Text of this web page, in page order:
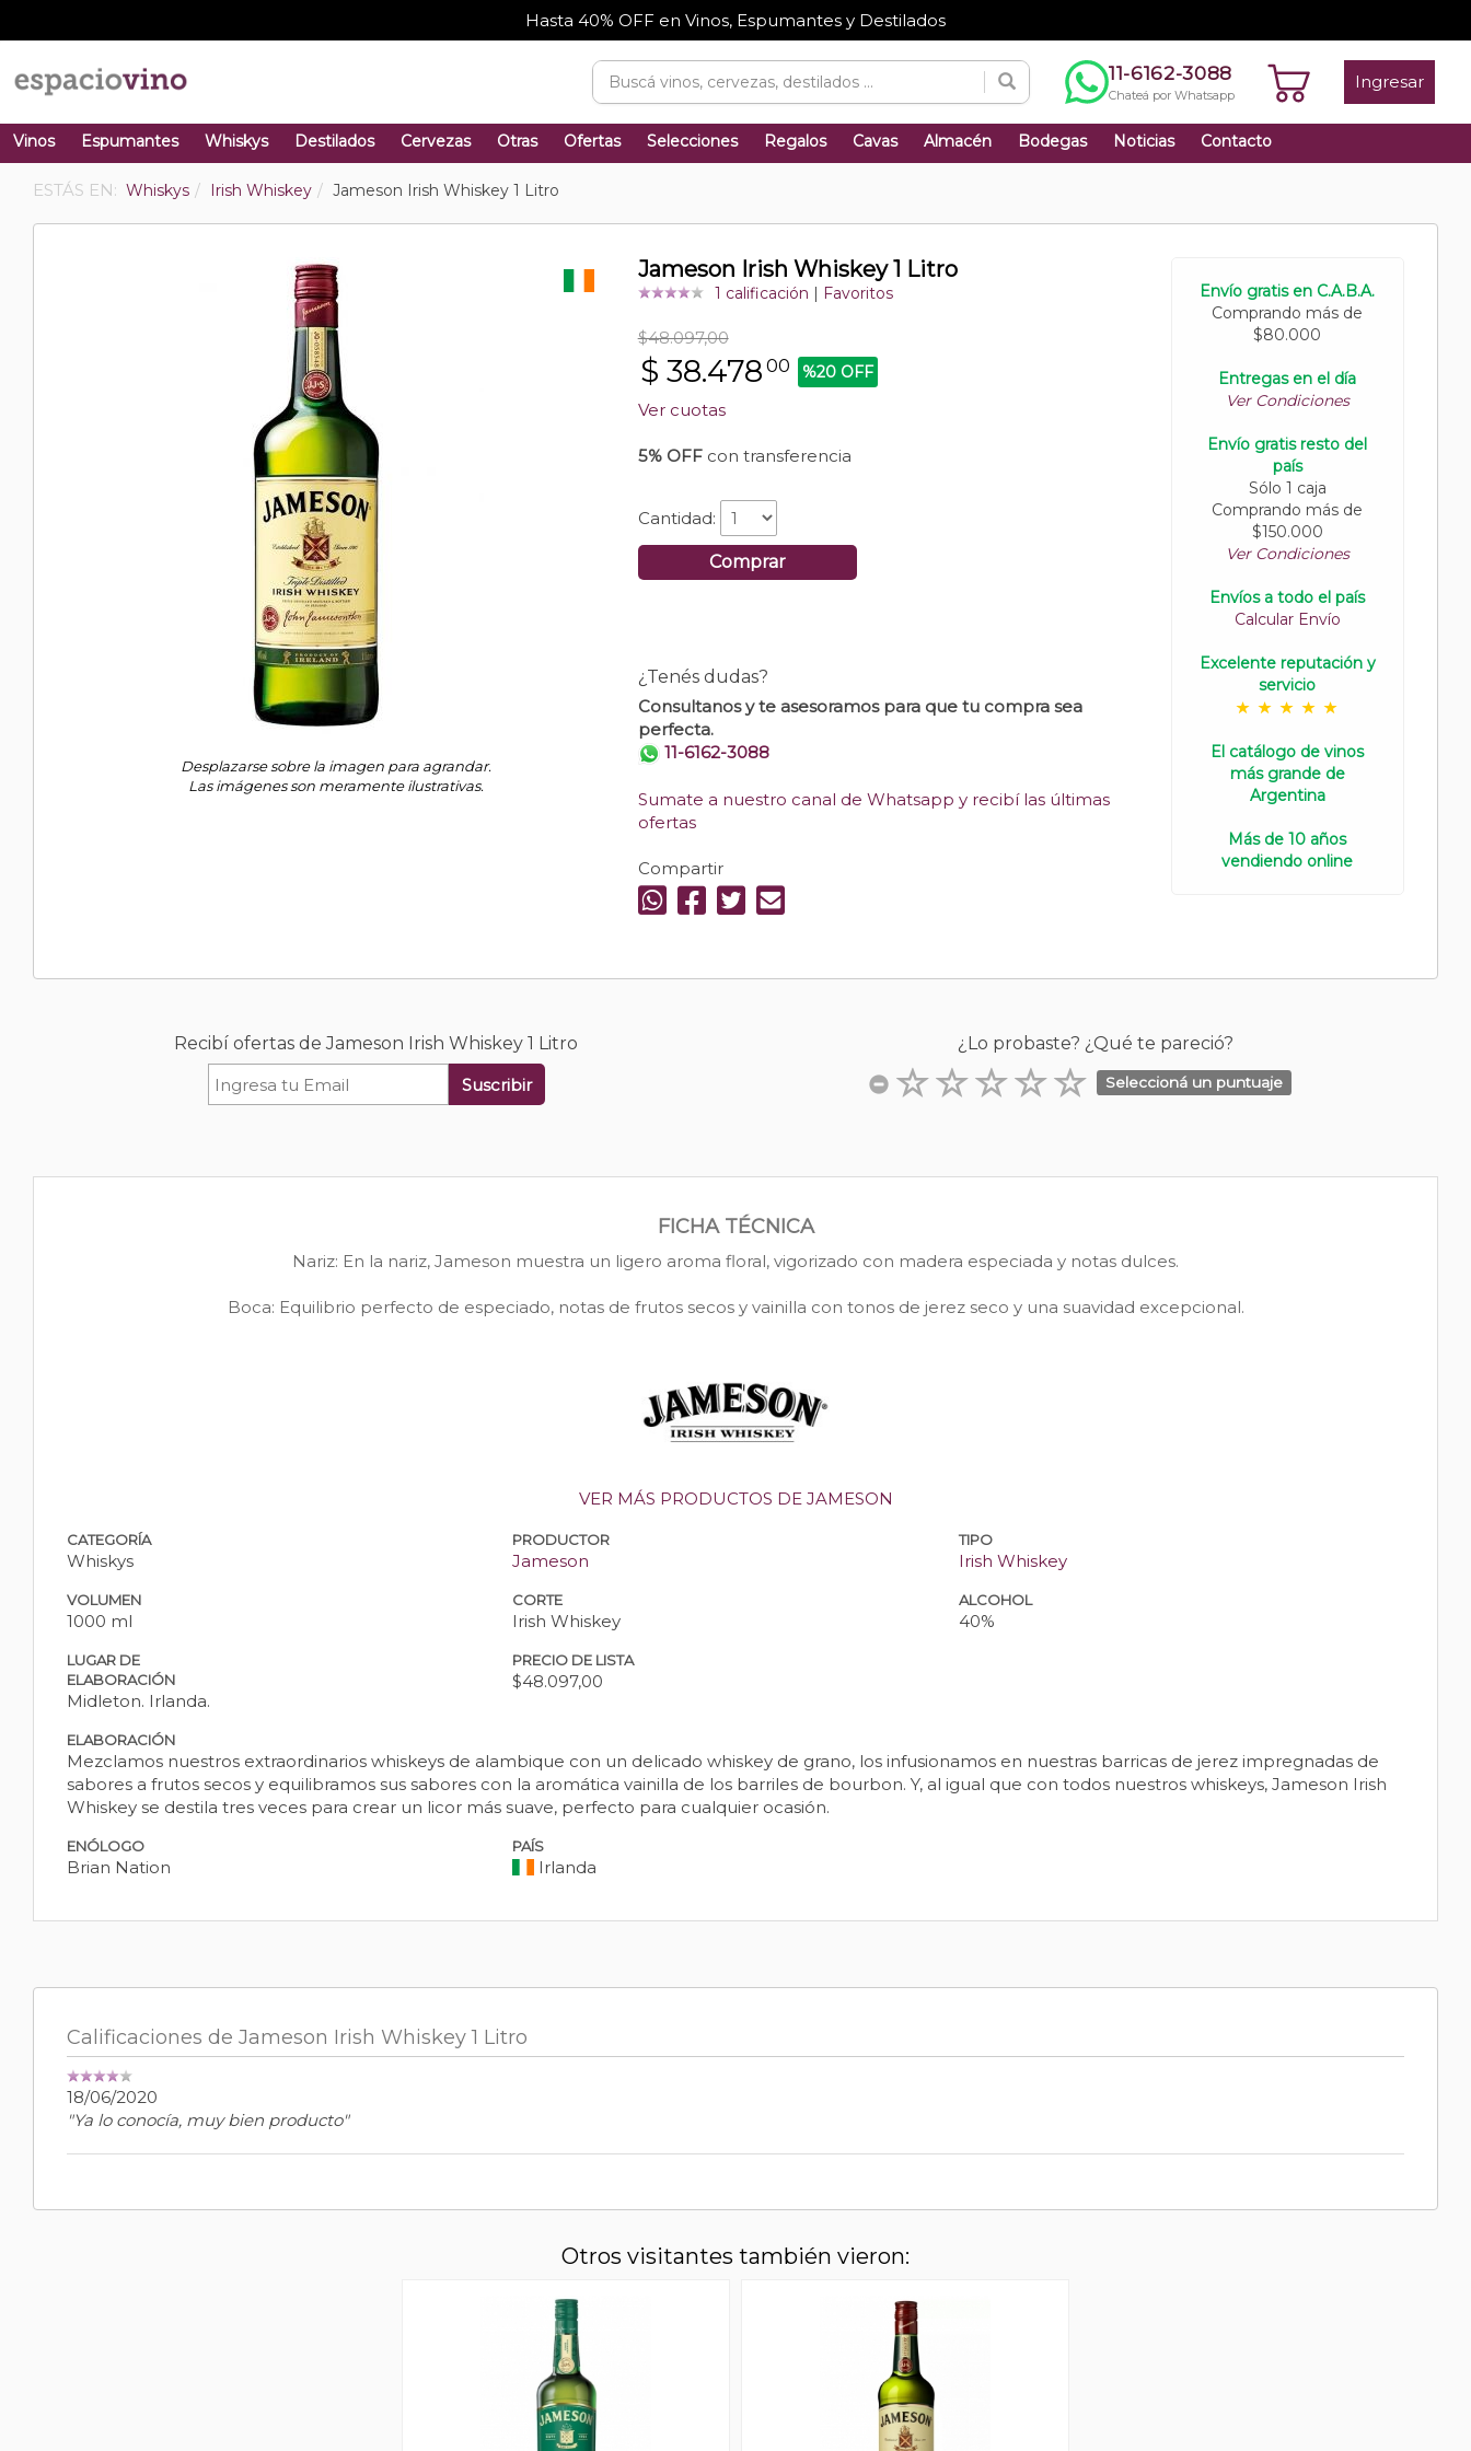
Hasta 40% OFF en Vinos, Espumantes y Destilados
11-6162-3088
Chateá por Whatsapp
Ingresar
Vinos Espumantes Whiskys Destilados Cervezas Otras Ofertas Selecciones Regalos Cavas Almacén Bodegas Noticias Contacto
ESTÁS EN: Whiskys Irish Whiskey Jameson Irish Whiskey 1 Litro
Desplazarse sobre la imagen para agrandar.
Las imágenes son meramente ilustrativas.
Jameson Irish Whiskey 1 Litro
1 calificación Favoritos
$48.097,00
$ 38.478 00 %20 OFF
Ver cuotas
5% OFFcon transferencia
Cantidad:
Comprar
¿Tenés dudas?
Consultanos y te asesoramos para que tu compra sea
perfecta.
11-6162-3088
Sumate a nuestro canal de Whatsapp y recibí las últimas
ofertas
Compartir
Envío gratis en C.A.B.A.
Comprando más de
$80.000
Entregas en el día
Ver Condiciones
Envío gratis resto del
país
Sólo 1 caja
Comprando más de
$150.000
Ver Condiciones
Envíos a todo el país
Calcular Envío
Excelente reputación y
servicio
El catálogo de vinos
más grande de
Argentina
Más de 10 años
vendiendo online
Recibí ofertas de Jameson Irish Whiskey 1 Litro
Suscribir
¿Lo probaste? ¿Qué te pareció?
Seleccioná un puntuaje
FICHA TÉCNICA
Nariz: En la nariz, Jameson muestra un ligero aroma floral, vigorizado con madera especiada y notas dulces.
Boca: Equilibrio perfecto de especiado, notas de frutos secos y vainilla con tonos de jerez seco y una suavidad excepcional.
VER MÁS PRODUCTOS DE JAMESON
CATEGORÍA
Whiskys
PRODUCTOR
Jameson
TIPO
Irish Whiskey
VOLUMEN
1000 ml
CORTE
Irish Whiskey
ALCOHOL
40%
LUGAR DE
ELABORACIÓN
Midleton. Irlanda.
PRECIO DE LISTA
$48.097,00
ELABORACIÓN
Mezclamos nuestros extraordinarios whiskeys de alambique con un delicado whiskey de grano, los infusionamos en nuestras barricas de jerez impregnadas de
sabores a frutos secos y equilibramos sus sabores con la aromática vainilla de los barriles de bourbon. Y, al igual que con todos nuestros whiskeys, Jameson Irish
Whiskey se destila tres veces para crear un licor más suave, perfecto para cualquier ocasión.
ENÓLOGO
Brian Nation
PAÍS
Irlanda
Calificaciones de Jameson Irish Whiskey 1 Litro
18/06/2020
"Ya lo conocía, muy bien producto"
Otros visitantes también vieron: